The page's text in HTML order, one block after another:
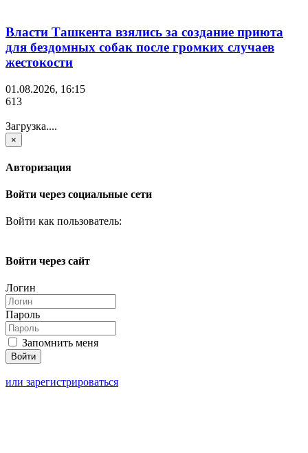
Власти Ташкента взялись за создание приюта
для бездомных собак после громких случаев
жестокости
01.08.2026, 16:15
613
Загрузка....
×
Авторизация
Войти через социальные сети
Войти как пользователь:
Войти через сайт
Логин
Пароль
Запомнить меня
или зарегистрироваться